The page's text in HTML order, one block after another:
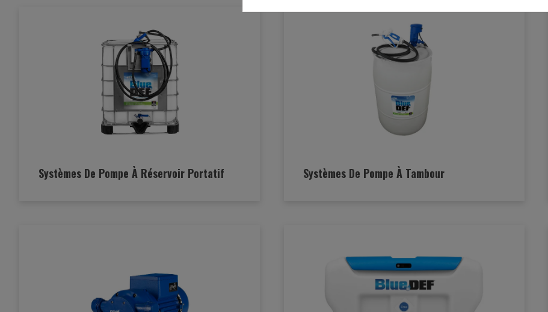
Systèmes De Pompe À Réservoir Portatif Systèmes De Pompe À Tambour